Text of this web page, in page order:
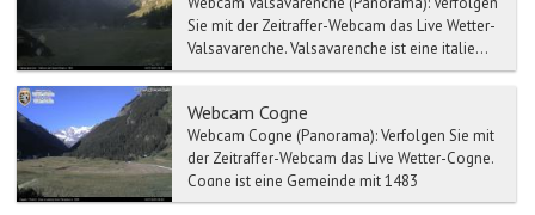
Sie mit der Zeitraffer-Webcam das Live Wetter-
Valsavarenche. Valsavarenche ist eine italie...
Webcam Cogne
Webcam Cogne (Panorama): Verfolgen Sie mit
der Zeitraffer-Webcam das Live Wetter-Cogne.
Cogne ist eine Gemeinde mit 1483
Einwohnern i...